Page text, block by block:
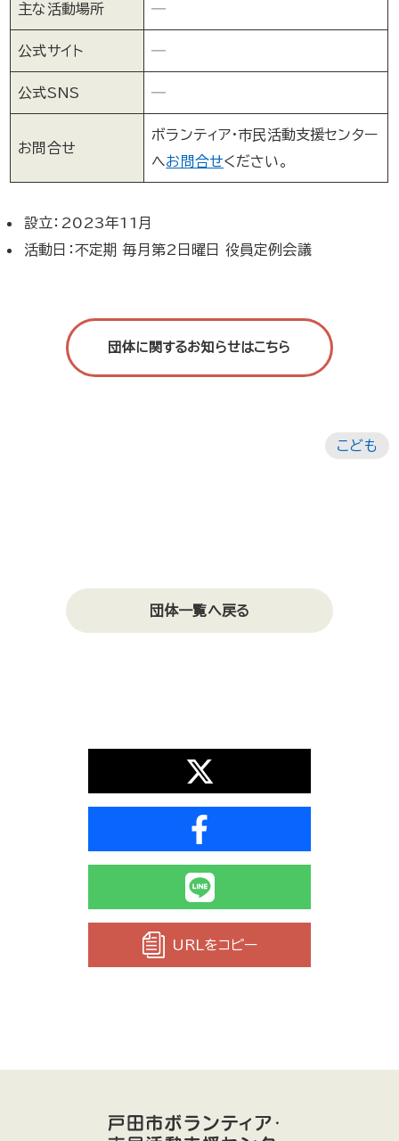
主な活動場所 ─
公式サイト ─
公式SNS ─
お問合せ
ボランティア・市民活動支援センター
へお問合せください。
設立：2023年11月
活動日：不定期 毎月第2日曜日 役員定例会議
団体に関するお知らせはこちら
こども
団体一覧へ戻る
URLをコピー